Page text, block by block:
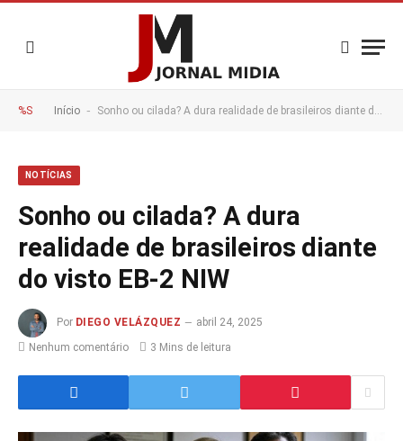
%S Início - Sonho ou cilada? A dura realidade de brasileiros diante do visto EB-2 NIW
NOTÍCIAS
Sonho ou cilada? A dura
realidade de brasileiros diante
do visto EB-2 NIW
Por DIEGO VELÁZQUEZ
abril 24, 2025
Nenhum comentário
3 Mins de leitura